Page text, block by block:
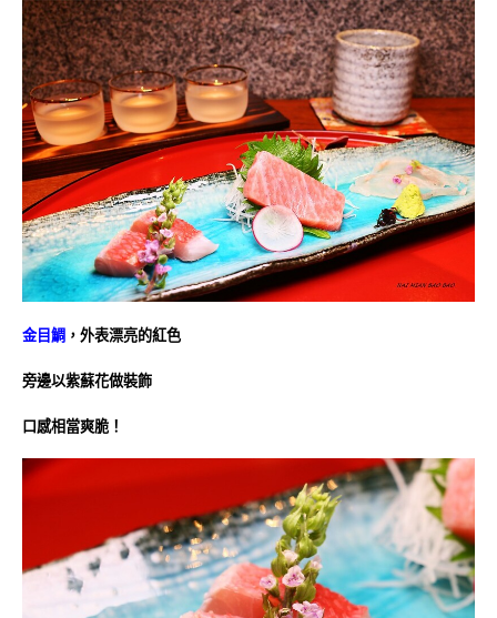
金目鯛 ，外表漂亮的紅色
旁邊以紫蘇花做裝飾
口感相當爽脆！